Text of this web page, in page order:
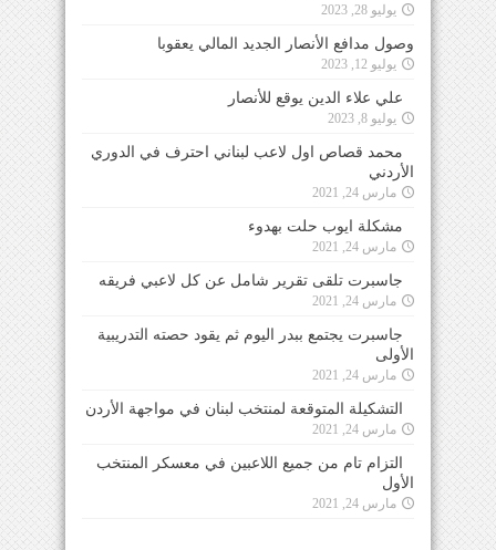
يوليو 28, 2023
وصول مدافع الأنصار الجديد المالي يعقوبا
يوليو 12, 2023
علي علاء الدين يوقع للأنصار
يوليو 8, 2023
محمد قصاص اول لاعب لبناني احترف في الدوري
الأردني
مارس 24, 2021
مشكلة ايوب حلت بهدوء
مارس 24, 2021
جاسبرت تلقى تقرير شامل عن كل لاعبي فريقه
مارس 24, 2021
جاسبرت يجتمع ببدر اليوم ثم يقود حصته التدريبية
الأولى
مارس 24, 2021
التشكيلة المتوقعة لمنتخب لبنان في مواجهة الأردن
مارس 24, 2021
التزام تام من جميع اللاعبين في معسكر المنتخب
الأول
مارس 24, 2021